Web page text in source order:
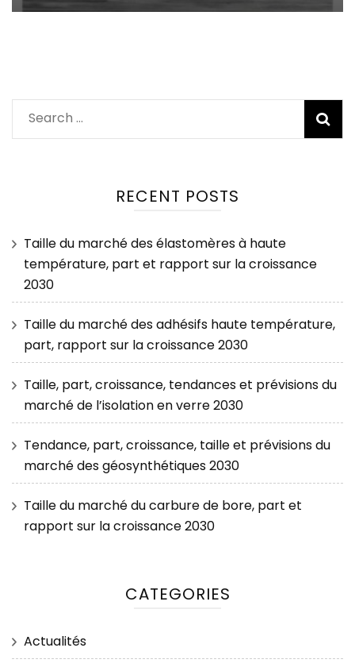
Search
for:
RECENT POSTS
Taille du marché des élastomères à haute
température, part et rapport sur la croissance
2030
Taille du marché des adhésifs haute température,
part, rapport sur la croissance 2030
Taille, part, croissance, tendances et prévisions du
marché de l’isolation en verre 2030
Tendance, part, croissance, taille et prévisions du
marché des géosynthétiques 2030
Taille du marché du carbure de bore, part et
rapport sur la croissance 2030
CATEGORIES
Actualités